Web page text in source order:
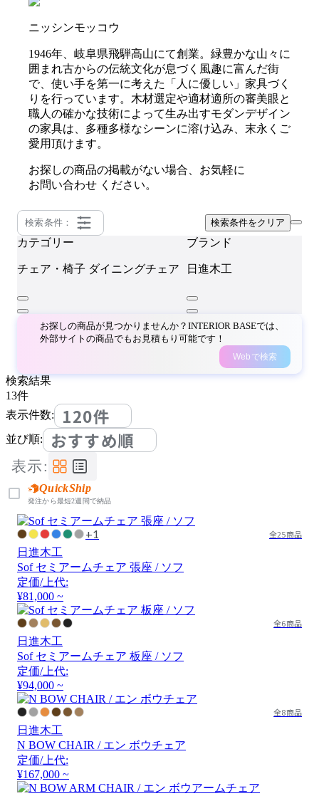
ニッシンモッコウ
1946年、岐阜県飛騨高山にて創業。緑豊かな山々に
囲まれ古からの伝統文化が息づく風趣に富んだ街
で、使い手を第一に考えた「人に優しい」家具づく
りを行っています。木材選定や適材適所の審美眼と
職人の確かな技術によって生み出すモダンデザイン
の家具は、多種多様なシーンに溶け込み、末永くご
愛用頂けます。
お探しの商品の掲載がない場合、お気軽に
お問い合わせ ください。
検索条件： 検索条件をクリア
カテゴリー
チェア・椅子 ダイニングチェア
ブランド
日進木工
お探しの商品が見つかりませんか？INTERIOR BASEでは、
外部サイトの商品でもお見積もり可能です！
Webで検索
検索結果
13件
表示件数:
120件
並び順: おすすめ順
表示:
QuickShip
発注から最短2週間で納品
+1 全25商品
日進木工
Sof セミアームチェア 張座 / ソフ
定価/上代:
¥81,000 ~
全6商品
日進木工
Sof セミアームチェア 板座 / ソフ
定価/上代:
¥94,000 ~
全8商品
日進木工
N BOW CHAIR / エン ボウチェア
定価/上代:
¥167,000 ~